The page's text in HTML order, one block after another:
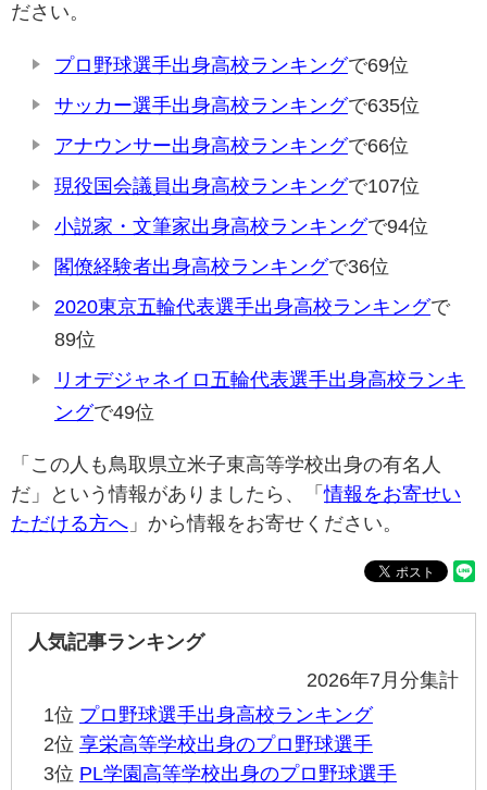
ださい。
プロ野球選手出身高校ランキングで69位
サッカー選手出身高校ランキングで635位
アナウンサー出身高校ランキングで66位
現役国会議員出身高校ランキングで107位
小説家・文筆家出身高校ランキングで94位
閣僚経験者出身高校ランキングで36位
2020東京五輪代表選手出身高校ランキングで
89位
リオデジャネイロ五輪代表選手出身高校ランキ
ングで49位
「この人も鳥取県立米子東高等学校出身の有名人
だ」という情報がありましたら、「情報をお寄せい
ただける方へ 」から情報をお寄せください。
人気記事ランキング
2026年7月分集計
1位 プロ野球選手出身高校ランキング
2位 享栄高等学校出身のプロ野球選手
3位 PL学園高等学校出身のプロ野球選手